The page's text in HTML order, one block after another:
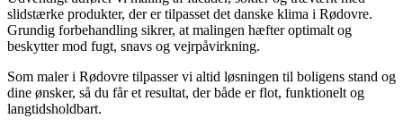
slidstærke produkter, der er tilpasset det danske klima i Rødovre.
Grundig forbehandling sikrer, at malingen hæfter optimalt og
beskytter mod fugt, snavs og vejrpåvirkning.
Som maler i Rødovre tilpasser vi altid løsningen til boligens stand og
dine ønsker, så du får et resultat, der både er flot, funktionelt og
langtidsholdbart.